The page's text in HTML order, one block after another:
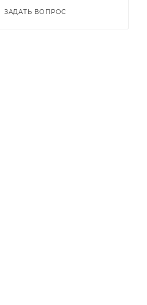
ЗАДАТЬ ВОПРОС